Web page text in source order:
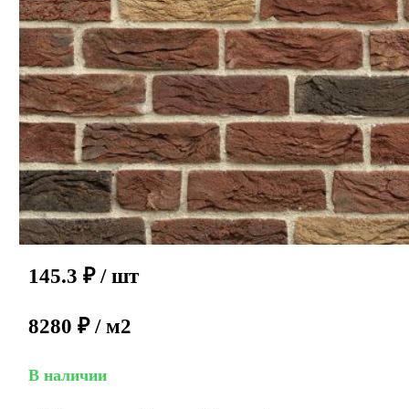
145.3 ₽ / шт
8280 ₽ / м2
В наличии